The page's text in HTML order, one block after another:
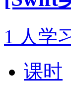
1 人学
课时